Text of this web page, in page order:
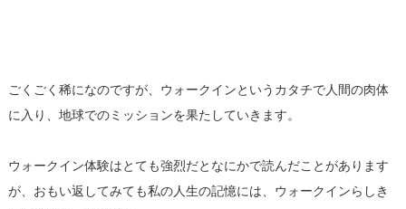
ごくごく稀になのですが、ウォークインというカタチで人間の肉体
に入り、地球でのミッションを果たしていきます。
ウォークイン体験はとても強烈だとなにかで読んだことがあります
が、おもい返してみても私の人生の記憶には、ウォークインらしき